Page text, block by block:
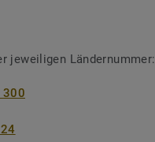
jeweiligen Ländernummer:
300